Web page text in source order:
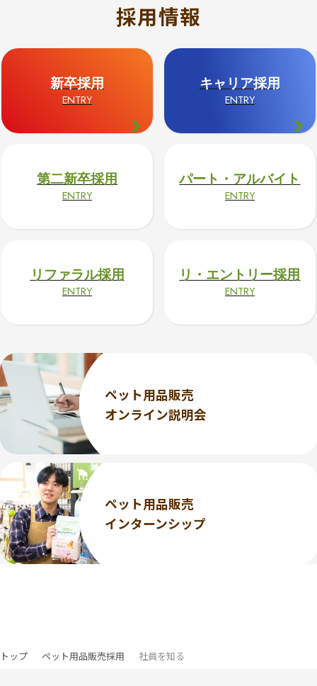
採用情報
新卒採用
ENTRY
キャリア採用
ENTRY
第二新卒採用
ENTRY
パート・アルバイト
ENTRY
リファラル採用
ENTRY
リ・エントリー採用
ENTRY
ペット用品販売
オンライン説明会
ペット用品販売
インターンシップ
トップ ペット用品販売採用 社員を知る